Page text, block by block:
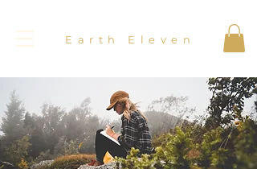
Earth Eleven